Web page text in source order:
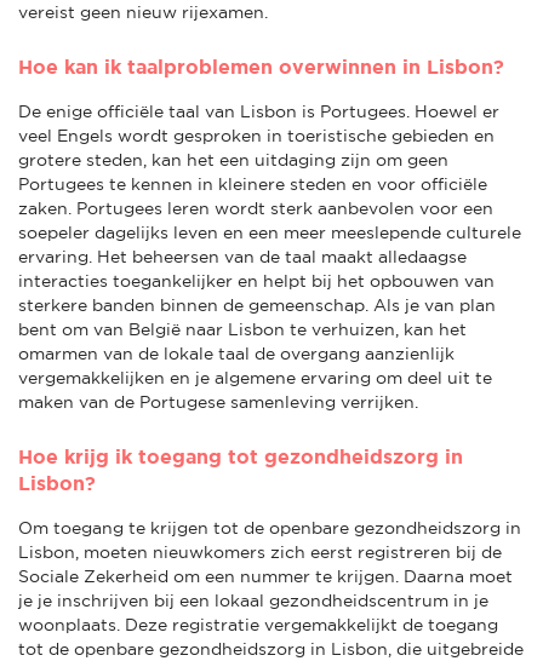
vereist geen nieuw rijexamen.
Hoe kan ik taalproblemen overwinnen in Lisbon?
De enige officiële taal van Lisbon is Portugees. Hoewel er
veel Engels wordt gesproken in toeristische gebieden en
grotere steden, kan het een uitdaging zijn om geen
Portugees te kennen in kleinere steden en voor officiële
zaken. Portugees leren wordt sterk aanbevolen voor een
soepeler dagelijks leven en een meer meeslepende culturele
ervaring. Het beheersen van de taal maakt alledaagse
interacties toegankelijker en helpt bij het opbouwen van
sterkere banden binnen de gemeenschap. Als je van plan
bent om van België naar Lisbon te verhuizen, kan het
omarmen van de lokale taal de overgang aanzienlijk
vergemakkelijken en je algemene ervaring om deel uit te
maken van de Portugese samenleving verrijken.
Hoe krijg ik toegang tot gezondheidszorg in
Lisbon?
Om toegang te krijgen tot de openbare gezondheidszorg in
Lisbon, moeten nieuwkomers zich eerst registreren bij de
Sociale Zekerheid om een nummer te krijgen. Daarna moet
je je inschrijven bij een lokaal gezondheidscentrum in je
woonplaats. Deze registratie vergemakkelijkt de toegang
tot de openbare gezondheidszorg in Lisbon, die uitgebreide